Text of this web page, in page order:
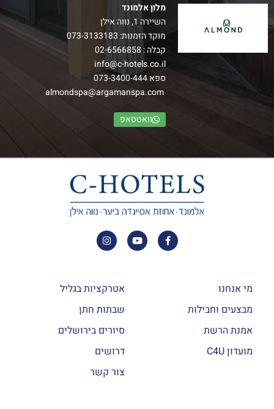
מלון אלמונד
השיירה 1, נווה אילן
מוקד הזמנות: 073-3133183
קבלה : 02-6566858
info@c-hotels.co.il
ספא073-3400-444
almondspa@argamanspa.com
וואטסאפ
מי אנחנו
מבצעים וחבילות
אמנת הרשת
מועדון C4U
אטרקציות בגליל
שבתות חתן
סיורים בירושלים
דרושים
צור קשר